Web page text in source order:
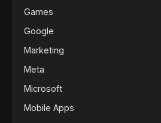
Games
Google
Marketing
Meta
Microsoft
Mobile Apps